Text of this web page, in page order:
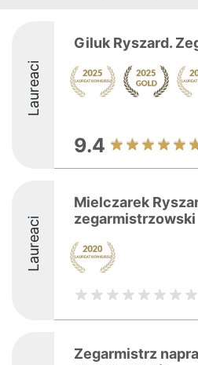
Laureaci
Giluk Ryszard.
9.4
Laureaci
Mielczarek
zegarmistrzowski
Zegarmistrz